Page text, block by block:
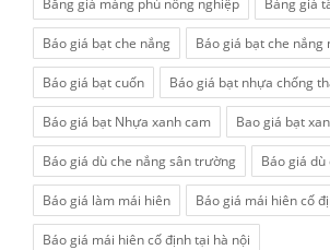
Báo giá bạt che nắng Báo giá bạt che nắng
Báo giá bạt cuốn Báo giá bạt nhựa chống
Báo giá bạt Nhựa xanh cam Bao giá bạt
Báo giá dù che nắng sân trường Báo giá
Báo giá làm mái hiên Báo giá mái hiên cố
Báo giá mái hiên cố định tại hà nội